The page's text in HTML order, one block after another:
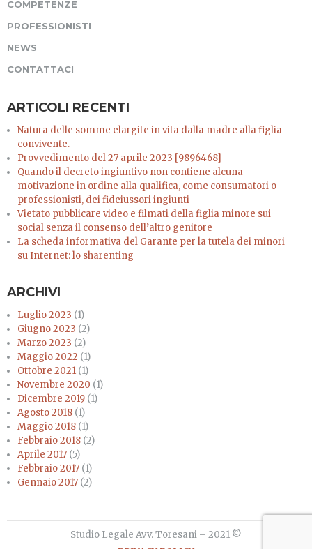
COMPETENZE
PROFESSIONISTI
NEWS
CONTATTACI
ARTICOLI RECENTI
Natura delle somme elargite in vita dalla madre alla figlia
convivente.
Provvedimento del 27 aprile 2023 [9896468]
Quando il decreto ingiuntivo non contiene alcuna
motivazione in ordine alla qualifica, come consumatori o
professionisti, dei fideiussori ingiunti
Vietato pubblicare video e filmati della figlia minore sui
social senza il consenso dell’altro genitore
La scheda informativa del Garante per la tutela dei minori
su Internet: lo sharenting
ARCHIVI
Luglio 2023 (1)
Giugno 2023 (2)
Marzo 2023 (2)
Maggio 2022 (1)
Ottobre 2021 (1)
Novembre 2020 (1)
Dicembre 2019 (1)
Agosto 2018 (1)
Maggio 2018 (1)
Febbraio 2018 (2)
Aprile 2017 (5)
Febbraio 2017 (1)
Gennaio 2017 (2)
Studio Legale Avv. Toresani – 2021 ©